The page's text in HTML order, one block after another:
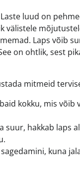
luud on
Laps võib
on ohtlik, sest
mitmeid
kokku, mis
suur, hakkab laps
kuna